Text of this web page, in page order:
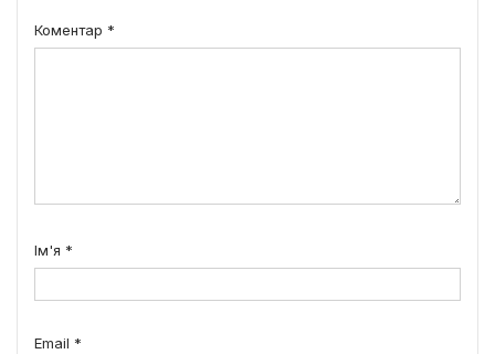
Коментар *
Ім'я *
Email *